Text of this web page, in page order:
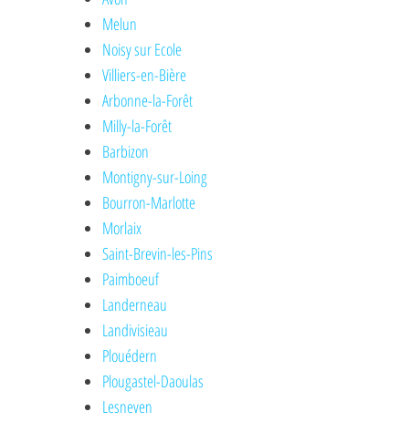
Melun
Noisy sur Ecole
Villiers-en-Bière
Arbonne-la-Forêt
Milly-la-Forêt
Barbizon
Montigny-sur-Loing
Bourron-Marlotte
Morlaix
Saint-Brevin-les-Pins
Paimboeuf
Landerneau
Landivisieau
Plouédern
Plougastel-Daoulas
Lesneven